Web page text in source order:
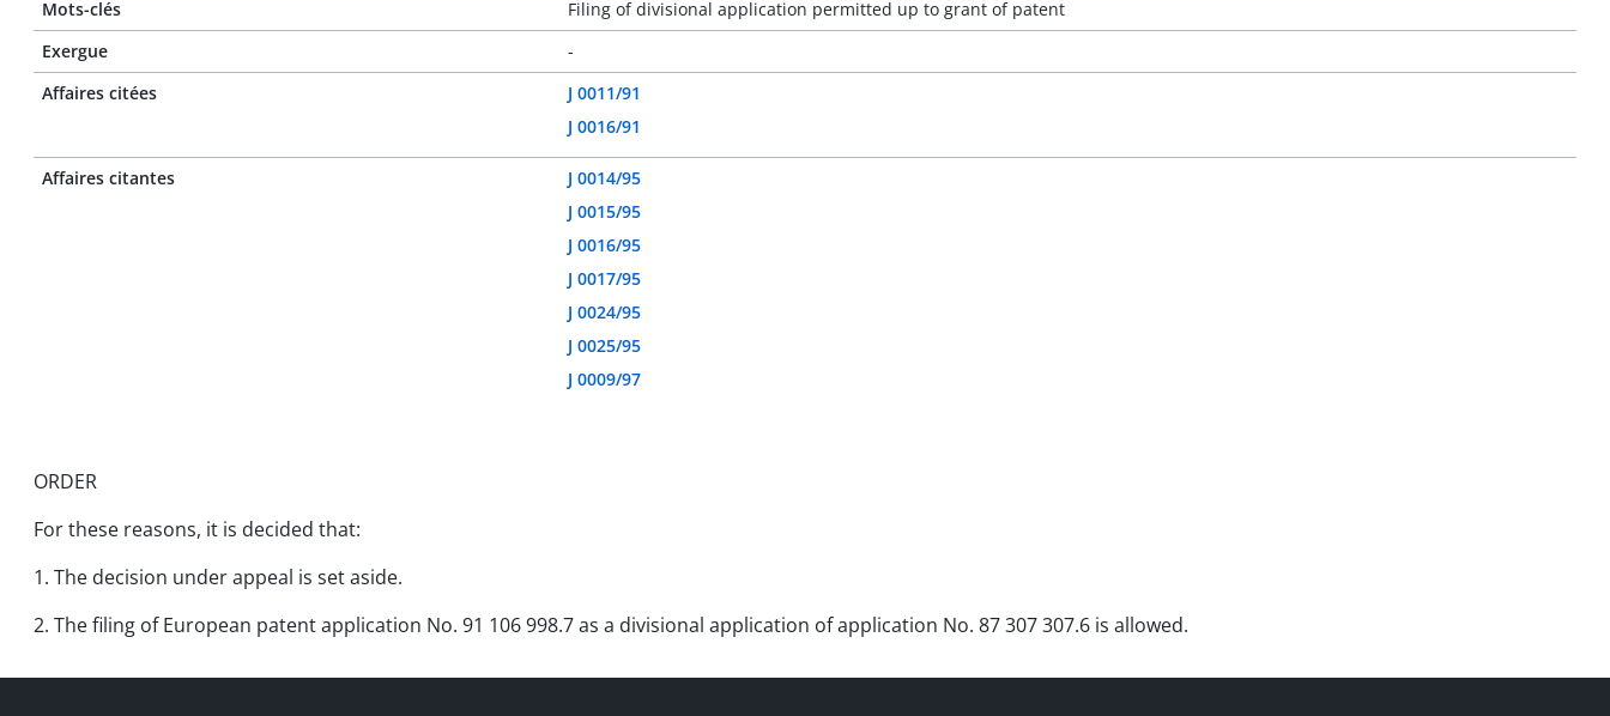
Mots-clés
Filing of divisional application permitted up to grant of patent
Exergue
-
Affaires citées
J 0011/91
J 0016/91
Affaires citantes
J 0014/95
J 0015/95
J 0016/95
J 0017/95
J 0024/95
J 0025/95
J 0009/97
ORDER
For these reasons, it is decided that:
1. The decision under appeal is set aside.
2. The filing of European patent application No. 91 106 998.7 as a divisional application of application No. 87 307 307.6 is allowed.